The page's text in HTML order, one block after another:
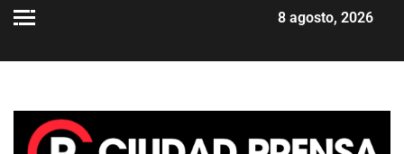
8 agosto, 2026